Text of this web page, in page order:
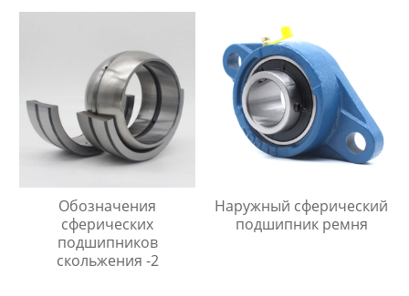
Обозначения
сферических
подшипников
скольжения -2
Наружный сферический
подшипник ремня